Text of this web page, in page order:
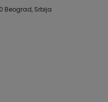
Beograd, Srbija